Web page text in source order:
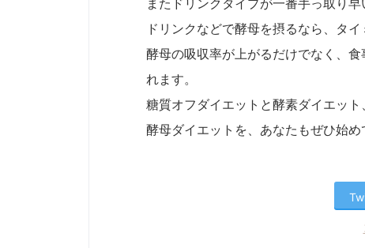
またドリンクタイプが一番手っ取り早
ドリンクなどで酵母を摂るなら、タ
酵母の吸収率が上がるだけでなく、
れます。
糖質オフダイエットと酵素ダイエッ
酵母ダイエットを、あなたもぜひ始